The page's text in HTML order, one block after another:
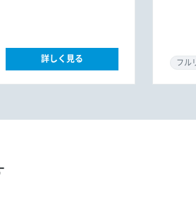
詳しく見る フル